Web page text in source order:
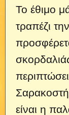
Το έθιμο
τραπέζι
είναι η